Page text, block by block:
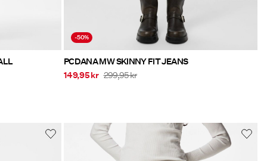
OVERALL
-50%
PCDANA MW SKINNY FIT JEANS
149,95 kr 299,95 kr